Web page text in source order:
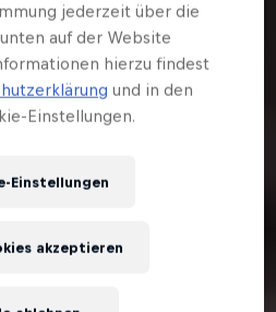
jederzeit über die
auf der Website
hierzu findest
und in den
Einstellungen.
Einstellungen
akzeptieren